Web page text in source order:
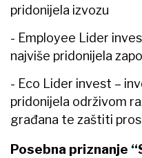
pridonijela izvozu
- Employee Lider
najviše pridonijela
- Eco Lider invest –
pridonijela održivom
građana te zaštiti
Posebna priznanje